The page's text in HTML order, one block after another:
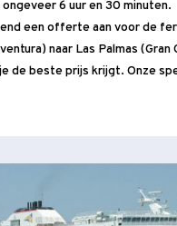
6 uur en 30 minuten.
een offerte aan voor de
naar Las Palmas (Gran
de beste prijs krijgt. Onze